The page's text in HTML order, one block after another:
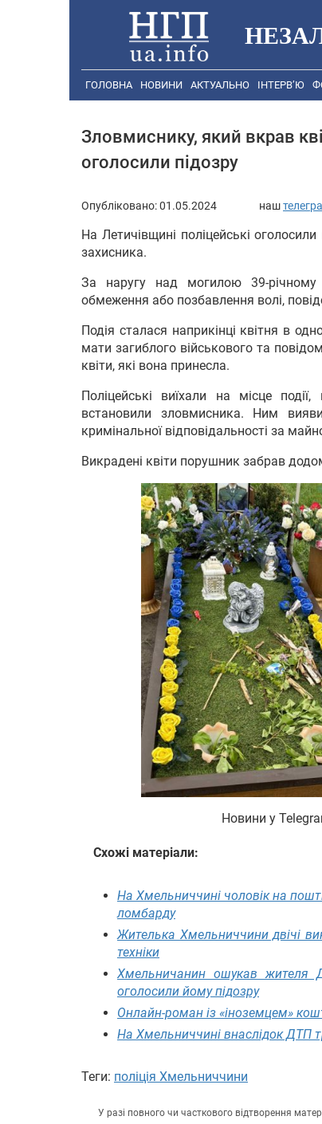
ГОЛОВНА НОВИНИ АКТУАЛЬНО ІНТЕРВ’Ю
Зловмиснику, який вкрав
оголосили підозру
Опубліковано:01.05.2024 наш
На Летичівщині поліцейські
захисника.
За наругу над могилою 39-
обмеження або позбавлення волі,
Подія сталася наприкінці квітня в
мати загиблого військового та
квіти, які вона принесла.
Поліцейські виїхали на місце
встановили зловмисника. Ним
кримінальної відповідальності за
Викрадені квіти порушник забрав
Новини у
Схожі матеріали:
На Хмельниччині чоловік на
ломбарду
Жителька Хмельниччини двічі
техніки
Хмельничанин ошукав жителя
оголосили йому підозру
Онлайн-роман із «іноземцем»
На Хмельниччині внаслідок ДТП
Теги: поліція Хмельниччини
У разі повного чи часткового відтворення